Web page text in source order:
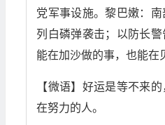
党军事设施。黎巴嫩：
列白磷弹袭击；以防长
能在加沙做的事，也能在
【微语】好运是等不来
在努力的人。